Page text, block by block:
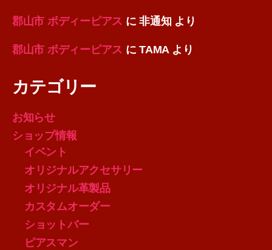
郡山市 ボディーピアス に非通知 より
郡山市 ボディーピアス にTAMAより
カテゴリー
お知らせ
ショップ情報
イベント
オリジナルアクセサリー
オリジナル革製品
カスタムオーダー
ショットバー
ピアスマン